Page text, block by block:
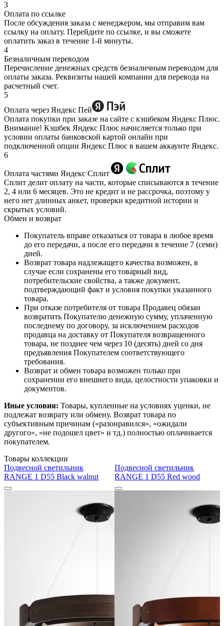
3
Оплата по ссылке
После обсуждения заказа с менеджером, мы отправим вам
ссылку на оплату. Перейдите по ссылке, и вы сможете
оплатить заказ в течение 1-й минуты.
4
Безналичным переводом
Перечисление денежных средств безналичным переводом для
оплаты заказа. Реквизиты нашей компании для перевода на
расчетный счет.
5
Оплата через Яндекс Пей
Оплата покупки при заказе на сайте с кэшбеком Яндекс Плюс.
Внимание! Кэшбек Яндекс Плюс начисляется только при
условии оплаты банковской картой онлайн при
подключенной опции Яндекс Плюс в вашем аккаунте Яндекс.
6
Оплата частями Яндекс Сплит
Сплит делит оплату на части, которые списываются в течение
2, 4 или 6 месяцев. Это не кредит и не рассрочка, поэтому у
него нет длинных анкет, проверки кредитной истории и
скрытых условий.
Обмен и возврат
Покупатель вправе отказаться от товара в любое время
до его передачи, а после его передачи в течение 7 (семи)
дней.
Возврат товара надлежащего качества возможен, в
случае если сохранены его товарный вид,
потребительские свойства, а также документ,
подтверждающий факт и условия покупки указанного
товара.
При отказе потребителя от товара Продавец обязан
возвратить Покупателю денежную сумму, уплаченную
последнему по договору, за исключением расходов
продавца на доставку от Покупателя возвращенного
товара, не позднее чем через 10 (десять) дней со дня
предъявления Покупателем соответствующего
требования.
Возврат и обмен товара возможен только при
сохранении его внешнего вида, целостности упаковки и
документов.
Иные условия: Товары, купленные на условиях уценки, не
подлежат возврату или обмену. Возврат товара по
субъективным причинам («разонравился», «ожидали
другого», «не подошел цвет» и тд.) полностью оплачивается
покупателем.
Товары коллекции
Подвесной светильник
RANGE 1 D55 Black walnut
Подвесной светильник
RANGE 1 D55 Red wood